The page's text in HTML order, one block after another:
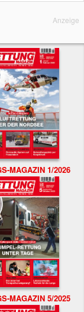
Anzeige
MAGAZIN 1/2026
MAGAZIN 5/2025